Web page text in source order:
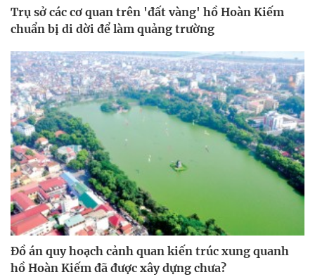
Trụ sở các cơ quan trên 'đất vàng' hồ Hoàn Kiếm
chuẩn bị di dời để làm quảng trường
Đồ án quy hoạch cảnh quan kiến trúc xung quanh
hồ Hoàn Kiếm đã được xây dựng chưa?